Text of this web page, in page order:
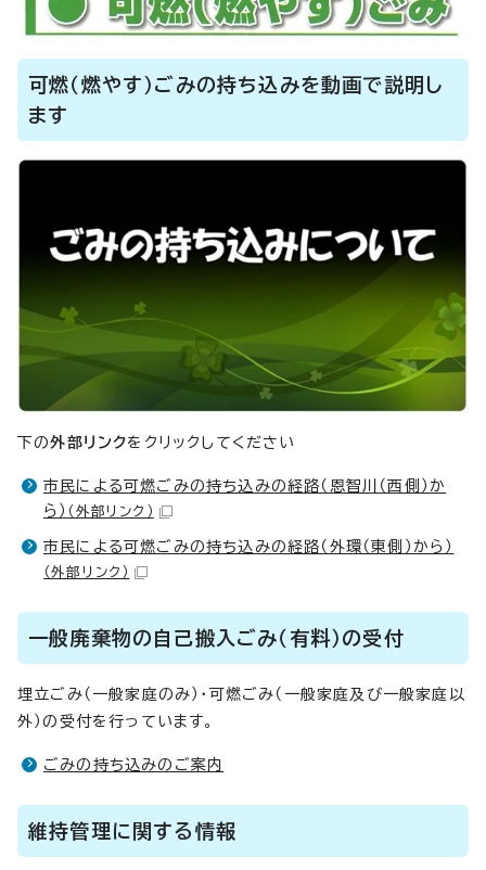
可燃（燃やす）ごみの持ち込みを動画で説明し
ます
下の外部リンクをクリックしてください
市民による可燃ごみの持ち込みの経路（恩智川（西側）か
ら） （外部リンク）
市民による可燃ごみの持ち込みの経路（外環（東側）から）
（外部リンク）
一般廃棄物の自己搬入ごみ（有料）の受付
埋立ごみ（一般家庭のみ）・可燃ごみ（一般家庭及び一般家庭以
外）の受付を行っています。
ごみの持ち込みのご案内
維持管理に関する情報